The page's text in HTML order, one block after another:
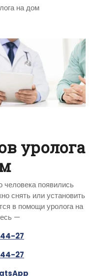
на дом
уролога
человека появились
снять или установить
в помощи уролога на
—
27
27